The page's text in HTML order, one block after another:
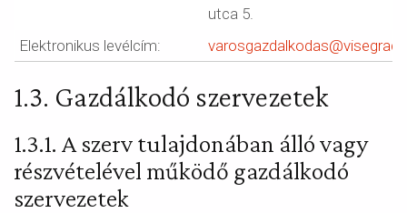
utca 5.
Elektronikus levélcím:
1.3. Gazdálkodó szervezetek
1.3.1. A szerv tulajdonában álló vagy
részvételével működő gazdálkodó
szervezetek